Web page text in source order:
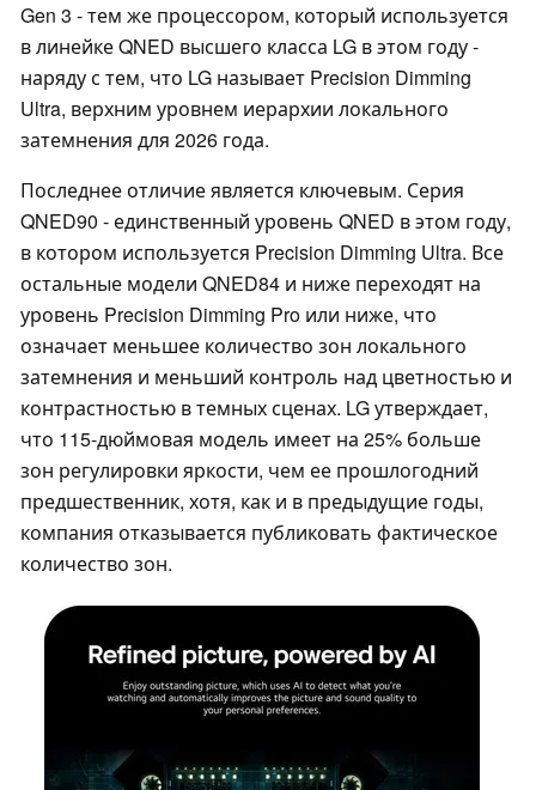
Gen 3 - тем же процессором, который используется
в линейке QNED высшего класса LG в этом году -
наряду с тем, что LG называет Precision Dimming
Ultra, верхним уровнем иерархии локального
затемнения для 2026 года.
Последнее отличие является ключевым. Серия
QNED90 - единственный уровень QNED в этом году,
в котором используется Precision Dimming Ultra. Все
остальные модели QNED84 и ниже переходят на
уровень Precision Dimming Pro или ниже, что
означает меньшее количество зон локального
затемнения и меньший контроль над цветностью и
контрастностью в темных сценах. LG утверждает,
что 115-дюймовая модель имеет на 25% больше
зон регулировки яркости, чем ее прошлогодний
предшественник, хотя, как и в предыдущие годы,
компания отказывается публиковать фактическое
количество зон.